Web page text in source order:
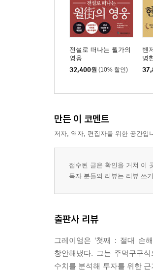
일드갭 / 가격 스프레드 / 투
4장 종목선정
방어적 투자자에게 추천하는
5장 퀀트
NCAV 전략 / 그레이엄의 마
벤치마크 / 시가총액가중 포
[2] / 가치가중 포트폴리오[2]
7장 자산배분
전설로 떠나는 월가의
영웅
32,400원 (10% 할인)
벤
명
만든 이 코멘트
저자, 역자, 편집자를 위한 공간입
접수된 글은 확인을 거쳐 이
독자 분들의 리뷰는 리뷰 쓰
출판사 리뷰
그레이엄은 ‘첫째 : 절대 손
창안해냈다. 그는 주먹구구
수치를 분석해 투자를 위한